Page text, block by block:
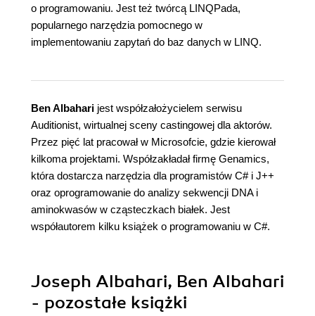
o programowaniu. Jest też twórcą LINQPada,
popularnego narzędzia pomocnego w
implementowaniu zapytań do baz danych w LINQ.
Ben Albahari jest współzałożycielem serwisu
Auditionist, wirtualnej sceny castingowej dla aktorów.
Przez pięć lat pracował w Microsofcie, gdzie kierował
kilkoma projektami. Współzakładał firmę Genamics,
która dostarcza narzędzia dla programistów C# i J++
oraz oprogramowanie do analizy sekwencji DNA i
aminokwasów w cząsteczkach białek. Jest
współautorem kilku książek o programowaniu w C#.
Joseph Albahari, Ben Albahari
- pozostałe książki